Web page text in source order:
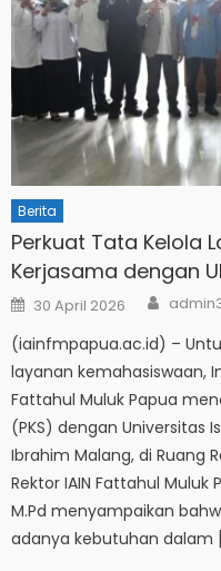
Berita
Perkuat Tata Kelola
Kerjasama dengan
Posted
on
30 April 2026 Author
(iainfmpapua.ac.id) –
layanan kemahasiswaan,
Fattahul Muluk Papua
(PKS) dengan Universitas
Ibrahim Malang, di Ruang
Rektor IAIN Fattahul Muluk
M.Pd menyampaikan
adanya kebutuhan dalam